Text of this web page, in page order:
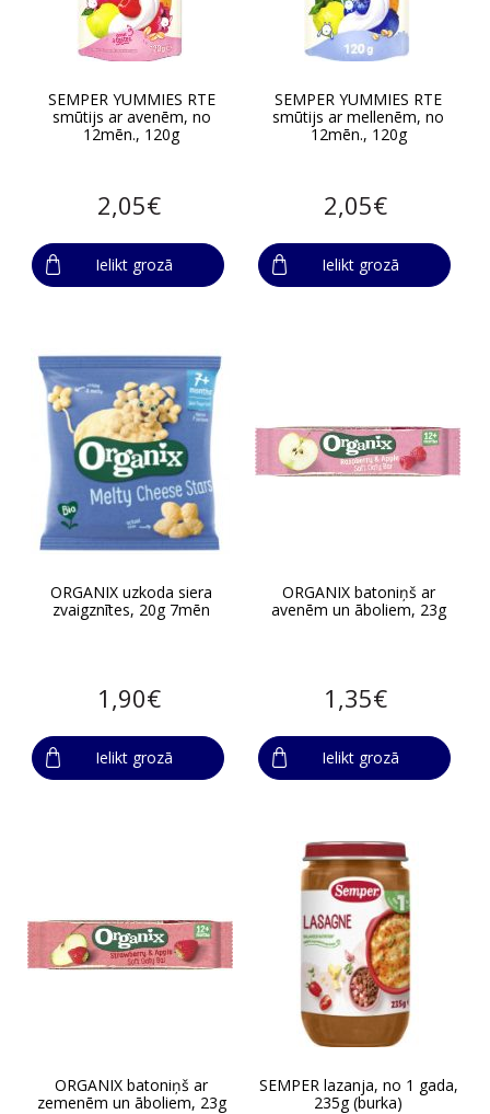
SEMPER YUMMIES RTE
smūtijs ar avenēm, no
12mēn., 120g
2,05€
Ielikt grozā
SEMPER YUMMIES RTE
smūtijs ar mellenēm, no
12mēn., 120g
2,05€
Ielikt grozā
ORGANIX uzkoda siera
zvaigznītes, 20g 7mēn
1,90€
Ielikt grozā
ORGANIX batoniņš ar
avenēm un āboliem, 23g
1,35€
Ielikt grozā
ORGANIX batoniņš ar
zemenēm un āboliem, 23g
SEMPER lazanja, no 1 gada,
235g (burka)